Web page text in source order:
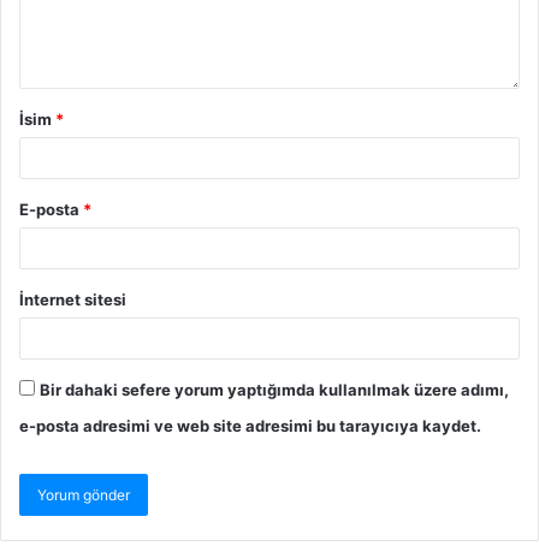
İsim *
E-posta *
İnternet sitesi
Bir dahaki sefere yorum yaptığımda kullanılmak üzere adımı,
e-posta adresimi ve web site adresimi bu tarayıcıya kaydet.